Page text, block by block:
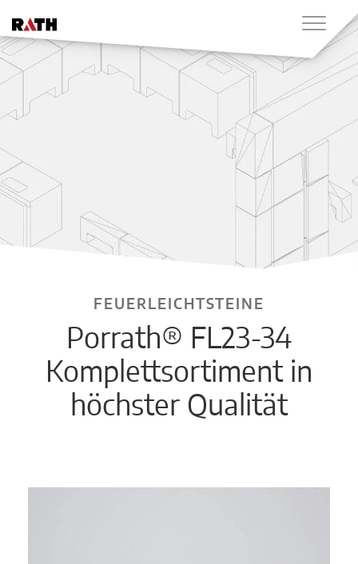
Porrath® FL23-34
Komplettsortiment in
höchster Qualität
FEUERLEICHTSTEINE